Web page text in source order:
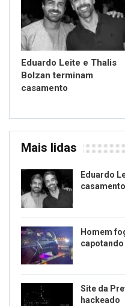
Eduardo Leite e Thalis
Bolzan terminam
casamento
Mais lidas
Eduardo
casamento
Homem
Site da
hackeado